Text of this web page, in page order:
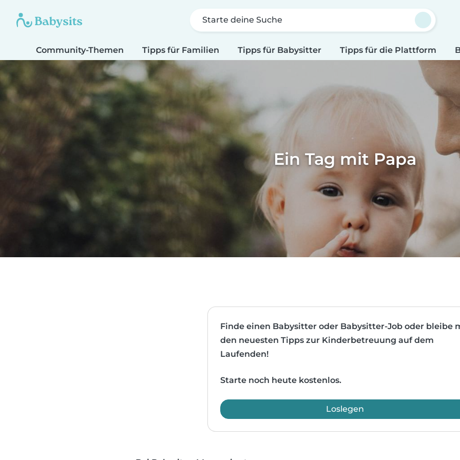
Starte deine Suche
Community-Themen Tipps für Familien Tipps für Babysitter Tipps für die Plattform
Ein Tag mit Papa
Finde einen Babysitter oder Babysitter-Job oder bleibe
den neuesten Tipps zur Kinderbetreuung auf dem
Laufenden!
Starte noch heute kostenlos.
Loslegen